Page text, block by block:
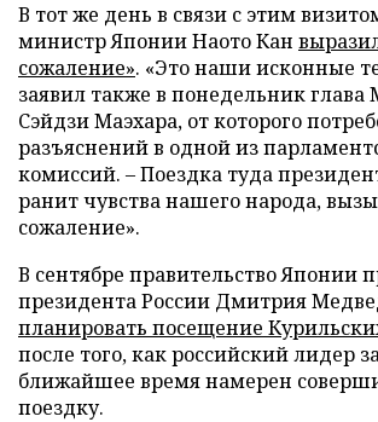
В тот же день в связи с этим
министр Японии Наото Кан
сожаление». «Это наши исконные
заявил также в понедельник
Сэйдзи Маэхара, от которого
разъяснений в одной из
комиссий. – Поездка туда
ранит чувства нашего народа,
сожаление».
В сентябре правительство Японии
президента России Дмитрия
планировать посещение
после того, как российский лидер
ближайшее время намерен
поездку.